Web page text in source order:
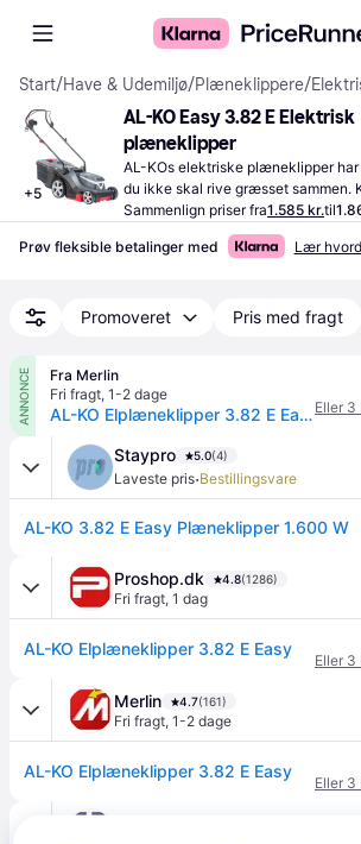
Start/Have & Udemiljø/Plæneklippere/
+5
AL-KO Easy 3.82 E Elektrisk
plæneklipper
AL-KOs elektriske plæneklipper
du ikke skal rive græsset sammen.
betyder, at du ikke skal slå græsset
Sammenlign priser fra1.585 kr.til
Prøv fleksible betalinger med Lær
Promoveret Pris med fragt
ANNONCE
Fra Merlin
Fri fragt, 1-2 dage
AL-KO Elplæneklipper 3.82 E Easy Eller 3
Staypro 5.0(4)
Laveste pris·Bestillingsvare
AL-KO 3.82 E Easy Plæneklipper 1.600 W
Proshop.dk 4.8(1286)
Fri fragt, 1 dag
AL-KO Elplæneklipper 3.82 E Easy
Eller 3
Merlin 4.7(161)
Fri fragt, 1-2 dage
AL-KO Elplæneklipper 3.82 E Easy
Eller 3